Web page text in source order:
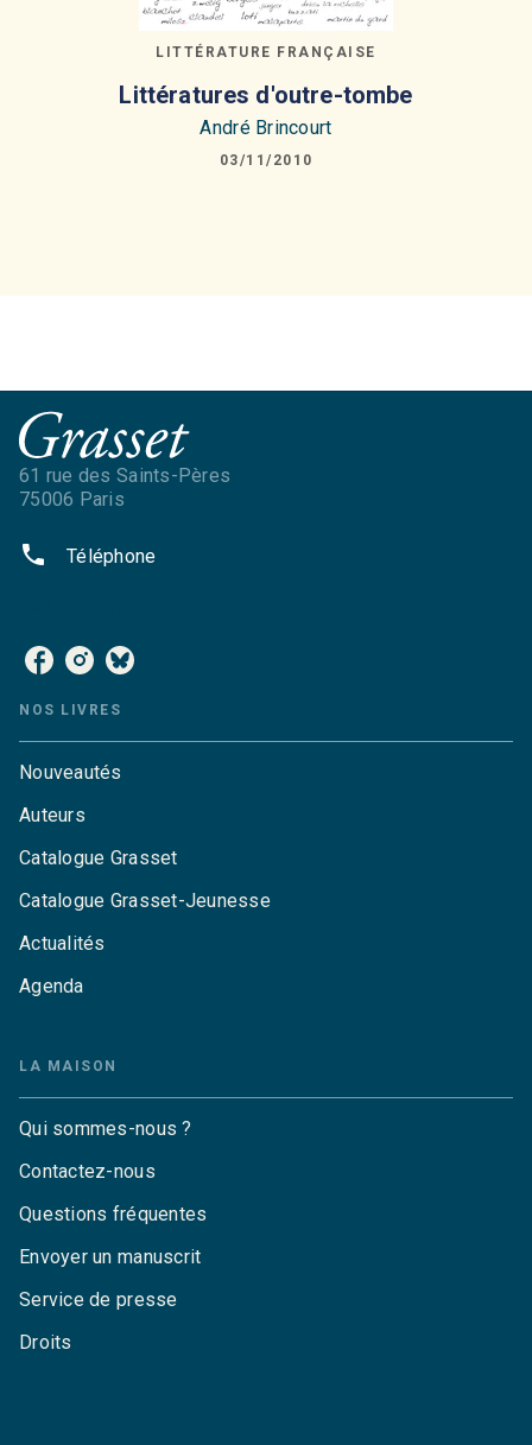
LITTÉRATURE FRANÇAISE
Littératures d'outre-tombe
André Brincourt
03/11/2010
61 rue des Saints-Pères
75006 Paris
phone Téléphone
NOS LIVRES
Nouveautés
Auteurs
Catalogue Grasset
Catalogue Grasset-Jeunesse
Actualités
Agenda
LA MAISON
Qui sommes-nous ?
Contactez-nous
Questions fréquentes
Envoyer un manuscrit
Service de presse
Droits